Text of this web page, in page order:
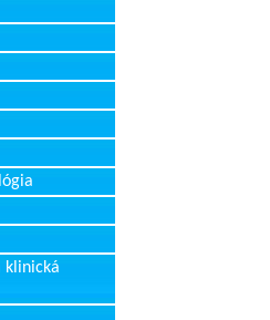
klinická